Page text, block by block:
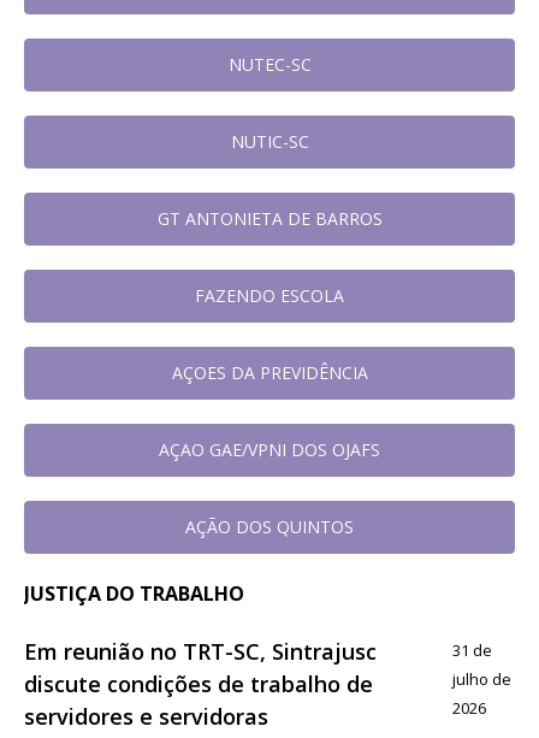
NUTEC-SC
NUTIC-SC
GT ANTONIETA DE BARROS
FAZENDO ESCOLA
AÇOES DA PREVIDÊNCIA
AÇAO GAE/VPNI DOS OJAFS
AÇÃO DOS QUINTOS
JUSTIÇA DO TRABALHO
Em reunião no TRT-SC, Sintrajusc
discute condições de trabalho de
servidores e servidoras
31 de
julho de
2026